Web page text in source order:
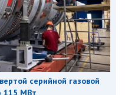
серийной газовой
115 МВт